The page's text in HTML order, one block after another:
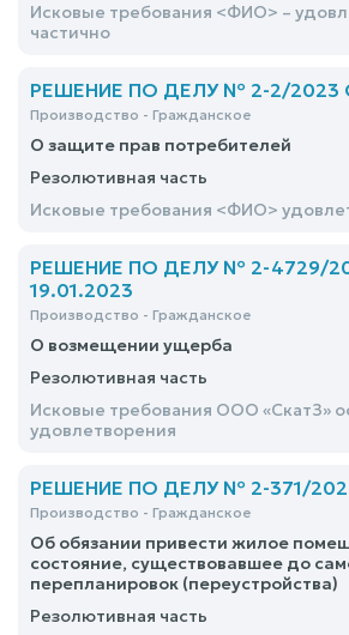
Исковые требования <ФИО> –
частично
РЕШЕНИЕ ПО ДЕЛУ № 2-2/2023
Производство - Гражданское
О защите прав потребителей
Резолютивная часть
Исковые требования <ФИО>
РЕШЕНИЕ ПО ДЕЛУ № 2-4729/
19.01.2023
Производство - Гражданское
О возмещении ущерба
Резолютивная часть
Исковые требования ООО «СкатЗ»
удовлетворения
РЕШЕНИЕ ПО ДЕЛУ № 2-371/
Производство - Гражданское
Об обязании привести жилое
состояние, существовавшее до
перепланировок (переустройства)
Резолютивная часть